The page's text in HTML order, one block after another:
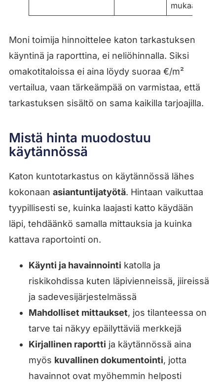
mukaan
Moni toimija hinnoittelee katon tarkastuksen
käyntinä ja raporttina, ei neliöhinnalla. Siksi
omakotitaloissa ei aina löydy suoraa €/m²
vertailua, vaan tärkeämpää on varmistaa, että
tarkastuksen sisältö on sama kaikilla tarjoajilla.
Mistä hinta muodostuu
käytännössä
Katon kuntotarkastus on käytännössä lähes
kokonaan asiantuntijatyötä. Hintaan vaikuttaa
tyypillisesti se, kuinka laajasti katto käydään
läpi, tehdäänkö samalla mittauksia ja kuinka
kattava raportointi on.
Käynti ja havainnointi katolla ja
riskikohdissa kuten läpivienneissä, jiireissä
ja sadevesijärjestelmässä
Mahdolliset mittaukset, jos tilanteessa on
tarve tai näkyy epäilyttäviä merkkejä
Kirjallinen raportti ja käytännössä aina
myös kuvallinen dokumentointi, jotta
havainnot ovat myöhemmin helposti